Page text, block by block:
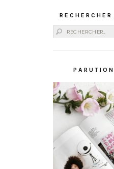
Rechercher :